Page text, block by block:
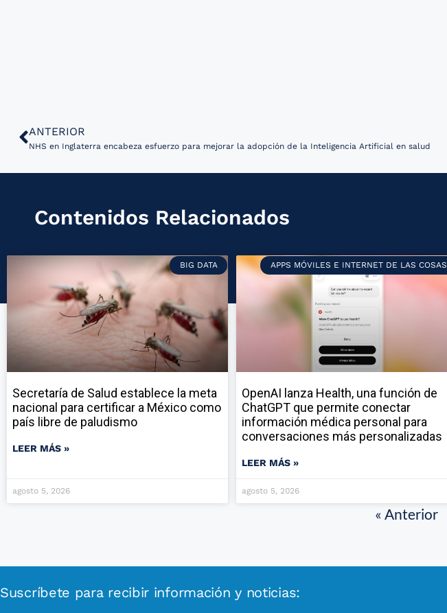
ANTERIOR
NHS en Inglaterra encabeza esfuerzo para mejorar la adopción de la Inteligencia Artificial en salud
Contenidos Relacionados
BIG DATA
Secretaría de Salud establece la meta
nacional para certificar a México como
país libre de paludismo
LEER MÁS »
agosto 5, 2026
APPS MÓVILES E INTERNET DE LAS COSAS
OpenAI lanza Health, una función de
ChatGPT que permite conectar
información médica personal para
conversaciones más personalizadas
LEER MÁS »
agosto 5, 2026
« Anterior
Suscríbete para recibir información y noticias: